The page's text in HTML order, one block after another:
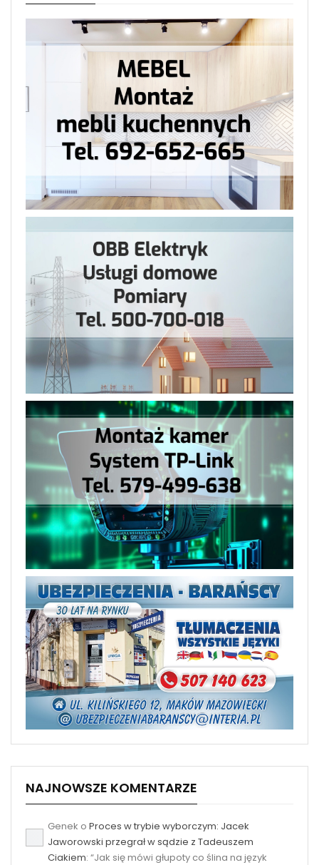
NAJNOWSZE KOMENTARZE
Genek o Proces w trybie wyborczym: Jacek
Jaworowski przegrał w sądzie z Tadeuszem
Ciakiem: “Jak się mówi głupoty co ślina na język